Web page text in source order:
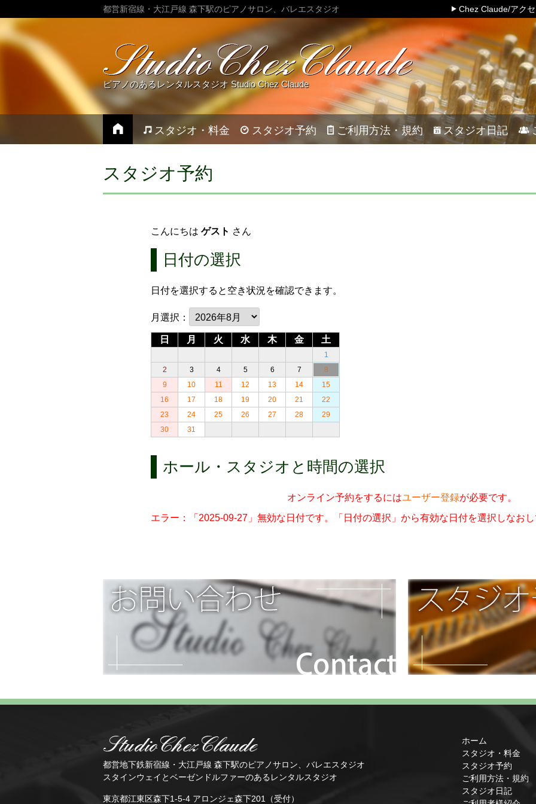
都営新宿線・大江戸線 森下駅のピアノサロン、バレエスタジオ Chez Claude/アクセ
ピアノのあるレンタルスタジオ Studio Chez Claude
スタジオ・料金 スタジオ予約 ご利用方法・規約 スタジオ日記
スタジオ予約
こんにちは ゲスト さん
日付の選択
日付を選択すると空き状況を確認できます。
月選択：
日 月 火 水 木 金 土
1
2
3 4 5 6 7
8
9
10 11 12 13 14
15
16
17 18 19 20 21
22
23
24 25 26 27 28
29
30
31
ホール・スタジオと時間の選択
オンライン予約をするにはユーザー登録が必要です。
エラー：「2025-09-27」無効な日付です。「日付の選択」から有効な日付を選択しなおし
都営地下鉄新宿線・大江戸線 森下駅のピアノサロン、バレエスタジオ
スタインウェイとベーゼンドルファーのあるレンタルスタジオ
東京都江東区森下1-5-4 アロンジェ森下201（受付）
ホーム
スタジオ・料金
スタジオ予約
ご利用方法・規約
スタジオ日記